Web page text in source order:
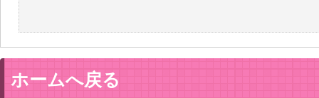
ホームへ戻る